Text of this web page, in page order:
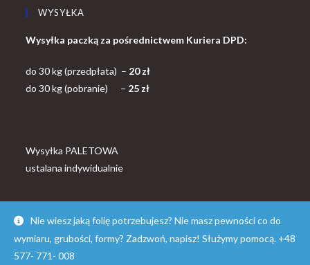
WYSYŁKA
Wysyłka paczką za pośrednictwem Kuriera DPD:
do 30 kg (przedpłata) – 20 zł
do 30 kg (pobranie) – 25 zł
Wysyłka PALETOWA
ustalana indywidualnie
© Copyright - OceanWP Theme by FOLROK
Nie wiesz jaką folię potrzebujesz? Nie masz pewności co do
wymiaru, grubości, formy? Zadzwoń, napisz! Służymy pomocą. +48
577- 771- 008